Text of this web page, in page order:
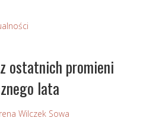
ostatnich promieni
lata
Wilczek Sowa